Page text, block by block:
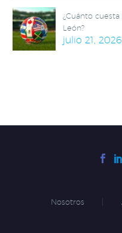
¿Cuánto
León?
julio 21, 2026
Nosotros